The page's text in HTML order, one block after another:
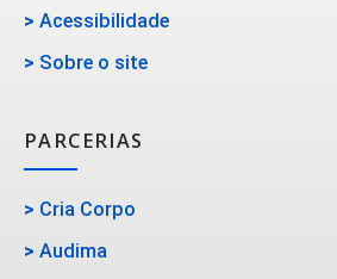
> Acessibilidade
> Sobre o site
PARCERIAS
> Cria Corpo
> Audima